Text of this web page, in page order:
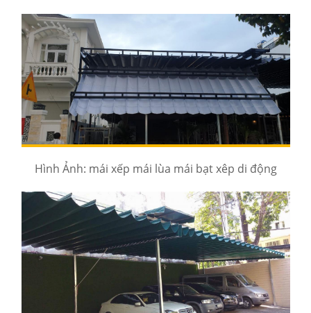
Hình Ảnh: mái xếp mái lùa mái bạt xêp di động